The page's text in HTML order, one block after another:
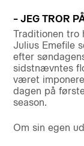
– JEG TROR
Traditionen tro
Julius Emefile
efter
sidstnævntes
været
dagen på
season.
Om sin egen